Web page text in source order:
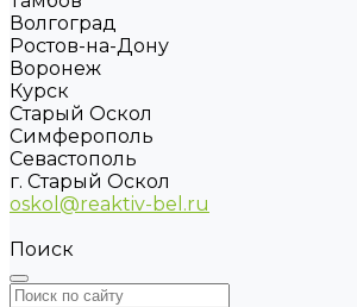
Волгоград
Ростов-на-Дону
Воронеж
Курск
Старый Оскол
Симферополь
Севастополь
г. Старый Оскол
oskol@reaktiv-bel.ru
Поиск